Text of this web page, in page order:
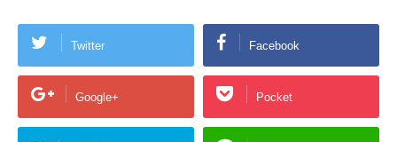
Twitter Facebook
Google+ Pocket